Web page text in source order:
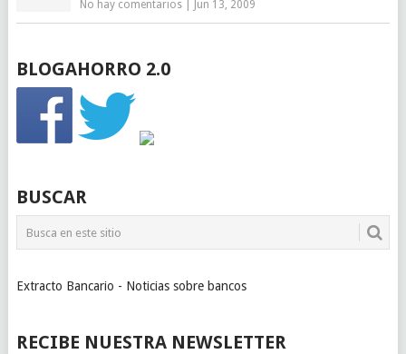
No hay comentarios| Jun 13, 2009
BLOGAHORRO 2.0
BUSCAR
Extracto Bancario - Noticias sobre bancos
RECIBE NUESTRA NEWSLETTER